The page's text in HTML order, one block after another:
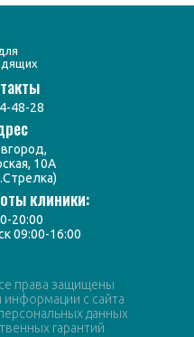
48-28
10А
клиники:
20:00
09:00-16:00
права защищены
информации с сайта
данных
гарантий